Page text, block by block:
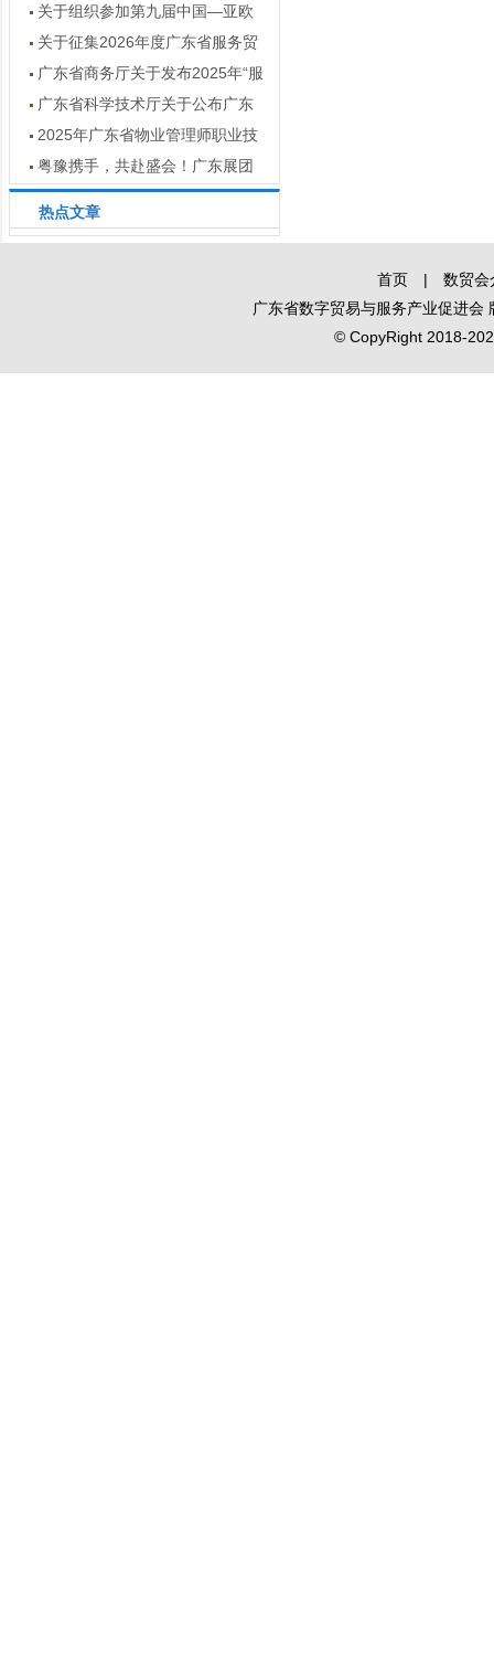
数字服务暨服务外包领军企业
关于组织参加第九届中国—亚欧
博览会广东经贸代表团的通知
关于征集2026年度广东省服务贸
易创新案例的通知
广东省商务厅关于发布2025年“服
贸全球”重点展会目录的通知
广东省科学技术厅关于公布广东
省2025年技术先进型服务企业名单
2025年广东省物业管理师职业技
能竞赛结果公示
粤豫携手，共赴盛会！广东展团
亮点抢先看 —— 第十五届河南投洽
会即将启幕
热点文章
首页 |
数贸会
广东省数字贸易与服务产业促进会
© CopyRight 2018-